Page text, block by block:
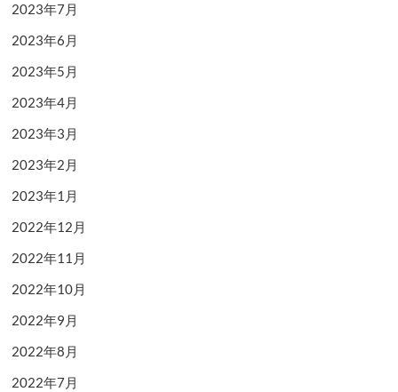
2023年7月
2023年6月
2023年5月
2023年4月
2023年3月
2023年2月
2023年1月
2022年12月
2022年11月
2022年10月
2022年9月
2022年8月
2022年7月